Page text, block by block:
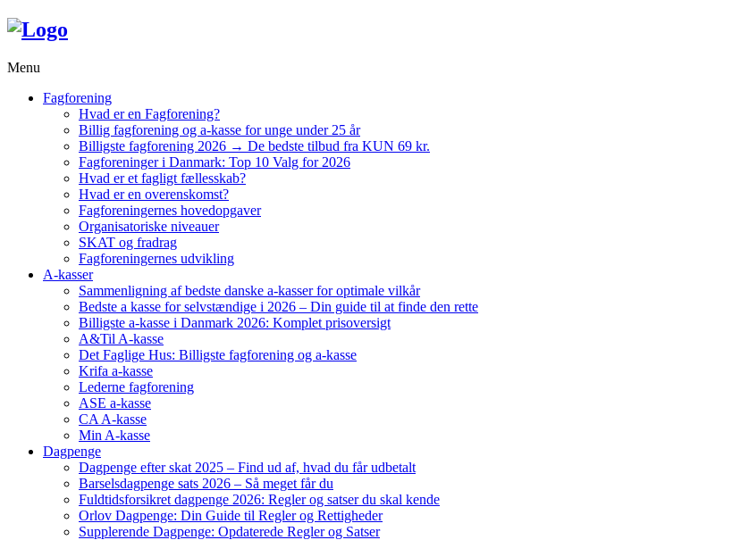
Menu
Fagforening
Hvad er en Fagforening?
Billig fagforening og a-kasse for unge under 25 år
Billigste fagforening 2026 → De bedste tilbud fra KUN 69 kr.
Fagforeninger i Danmark: Top 10 Valg for 2026
Hvad er et fagligt fællesskab?
Hvad er en overenskomst?
Fagforeningernes hovedopgaver
Organisatoriske niveauer
SKAT og fradrag
Fagforeningernes udvikling
A-kasser
Sammenligning af bedste danske a-kasser for optimale vilkår
Bedste a kasse for selvstændige i 2026 – Din guide til at finde den rette
Billigste a-kasse i Danmark 2026: Komplet prisoversigt
A&Til A-kasse
Det Faglige Hus: Billigste fagforening og a-kasse
Krifa a-kasse
Lederne fagforening
ASE a-kasse
CA A-kasse
Min A-kasse
Dagpenge
Dagpenge efter skat 2025 – Find ud af, hvad du får udbetalt
Barselsdagpenge sats 2026 – Så meget får du
Fuldtidsforsikret dagpenge 2026: Regler og satser du skal kende
Orlov Dagpenge: Din Guide til Regler og Rettigheder
Supplerende Dagpenge: Opdaterede Regler og Satser